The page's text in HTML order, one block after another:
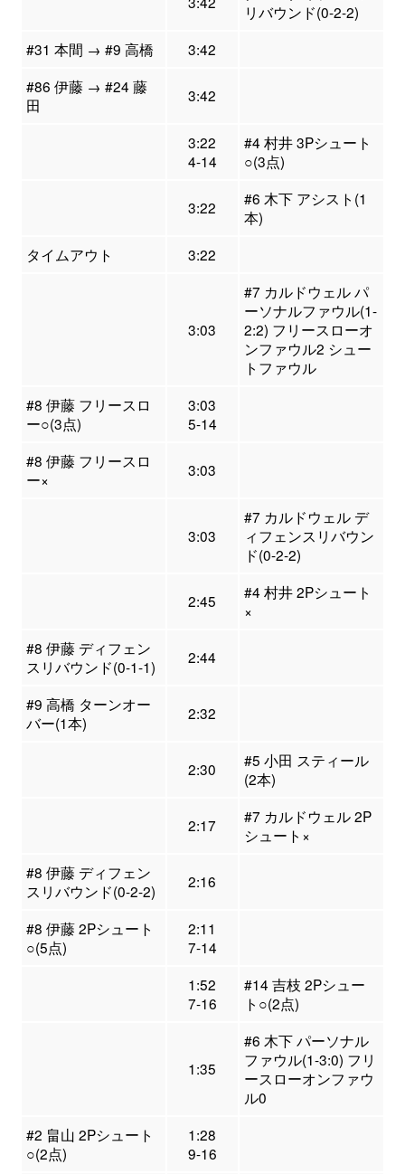
リバウンド(0-2-2)
#31 本間 → #9 高橋
3:42
#86 伊藤 → #24 藤
田
3:42
3:22
4-14
#4 村井 3Pシュート
○(3点)
3:22
#6 木下 アシスト(1
本)
タイムアウト
3:22
3:03
#7 カルドウェル パ
ーソナルファウル(1-
2:2) フリースローオ
ンファウル2 シュー
トファウル
#8 伊藤 フリースロ
ー○(3点)
3:03
5-14
#8 伊藤 フリースロ
ー×
3:03
3:03
#7 カルドウェル デ
ィフェンスリバウン
ド(0-2-2)
2:45
#4 村井 2Pシュート
×
#8 伊藤 ディフェン
スリバウンド(0-1-1)
2:44
#9 高橋 ターンオー
バー(1本)
2:32
2:30
#5 小田 スティール
(2本)
2:17
#7 カルドウェル 2P
シュート×
#8 伊藤 ディフェン
スリバウンド(0-2-2)
2:16
#8 伊藤 2Pシュート
○(5点)
2:11
7-14
1:52
7-16
#14 吉枝 2Pシュー
ト○(2点)
1:35
#6 木下 パーソナル
ファウル(1-3:0) フリ
ースローオンファウ
ル0
#2 畠山 2Pシュート
○(2点)
1:28
9-16